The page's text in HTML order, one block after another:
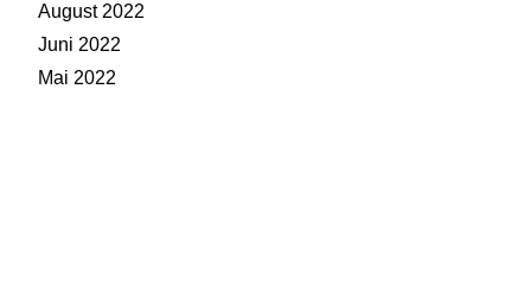
August 2022
Juni 2022
Mai 2022